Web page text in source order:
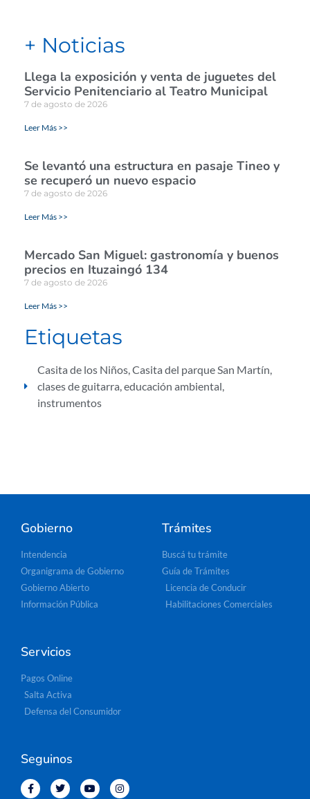
+ Noticias
Llega la exposición y venta de juguetes del
Servicio Penitenciario al Teatro Municipal
7 de agosto de 2026
Leer Más >>
Se levantó una estructura en pasaje Tineo y
se recuperó un nuevo espacio
7 de agosto de 2026
Leer Más >>
Mercado San Miguel: gastronomía y buenos
precios en Ituzaingó 134
7 de agosto de 2026
Leer Más >>
Etiquetas
Casita de los Niños,Casita del parque San Martín,
clases de guitarra,educación ambiental,
instrumentos
Gobierno
Intendencia
Organigrama de Gobierno
Gobierno Abierto
Información Pública
Trámites
Buscá tu trámite
Guía de Trámites
Licencia de Conducir
Habilitaciones Comerciales
Servicios
Pagos Online
Salta Activa
Defensa del Consumidor
Seguinos